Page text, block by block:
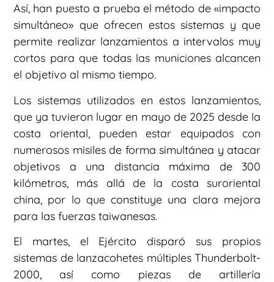
Así, han puesto a prueba el método de «impacto
simultáneo» que ofrecen estos sistemas y que
permite realizar lanzamientos a intervalos muy
cortos para que todas las municiones alcancen
el objetivo al mismo tiempo.
Los sistemas utilizados en estos lanzamientos,
que ya tuvieron lugar en mayo de 2025 desde la
costa oriental, pueden estar equipados con
numerosos misiles de forma simultánea y atacar
objetivos a una distancia máxima de 300
kilómetros, más allá de la costa suroriental
china, por lo que constituye una clara mejora
para las fuerzas taiwanesas.
El martes, el Ejército disparó sus propios
sistemas de lanzacohetes múltiples Thunderbolt-
2000, así como piezas de artillería